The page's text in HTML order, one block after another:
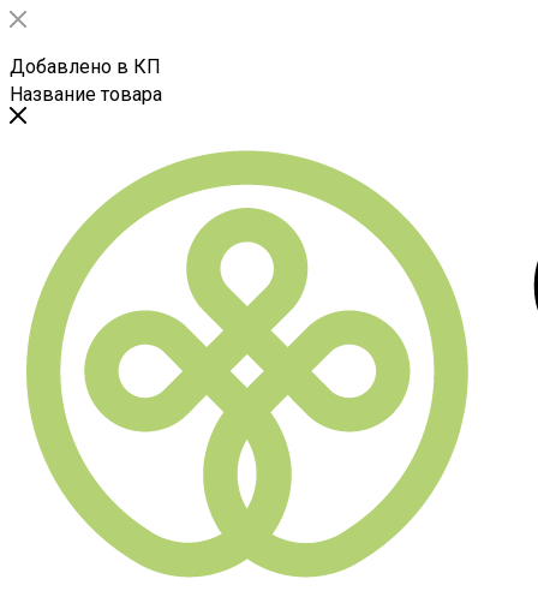
Добавлено в КП
Название товара